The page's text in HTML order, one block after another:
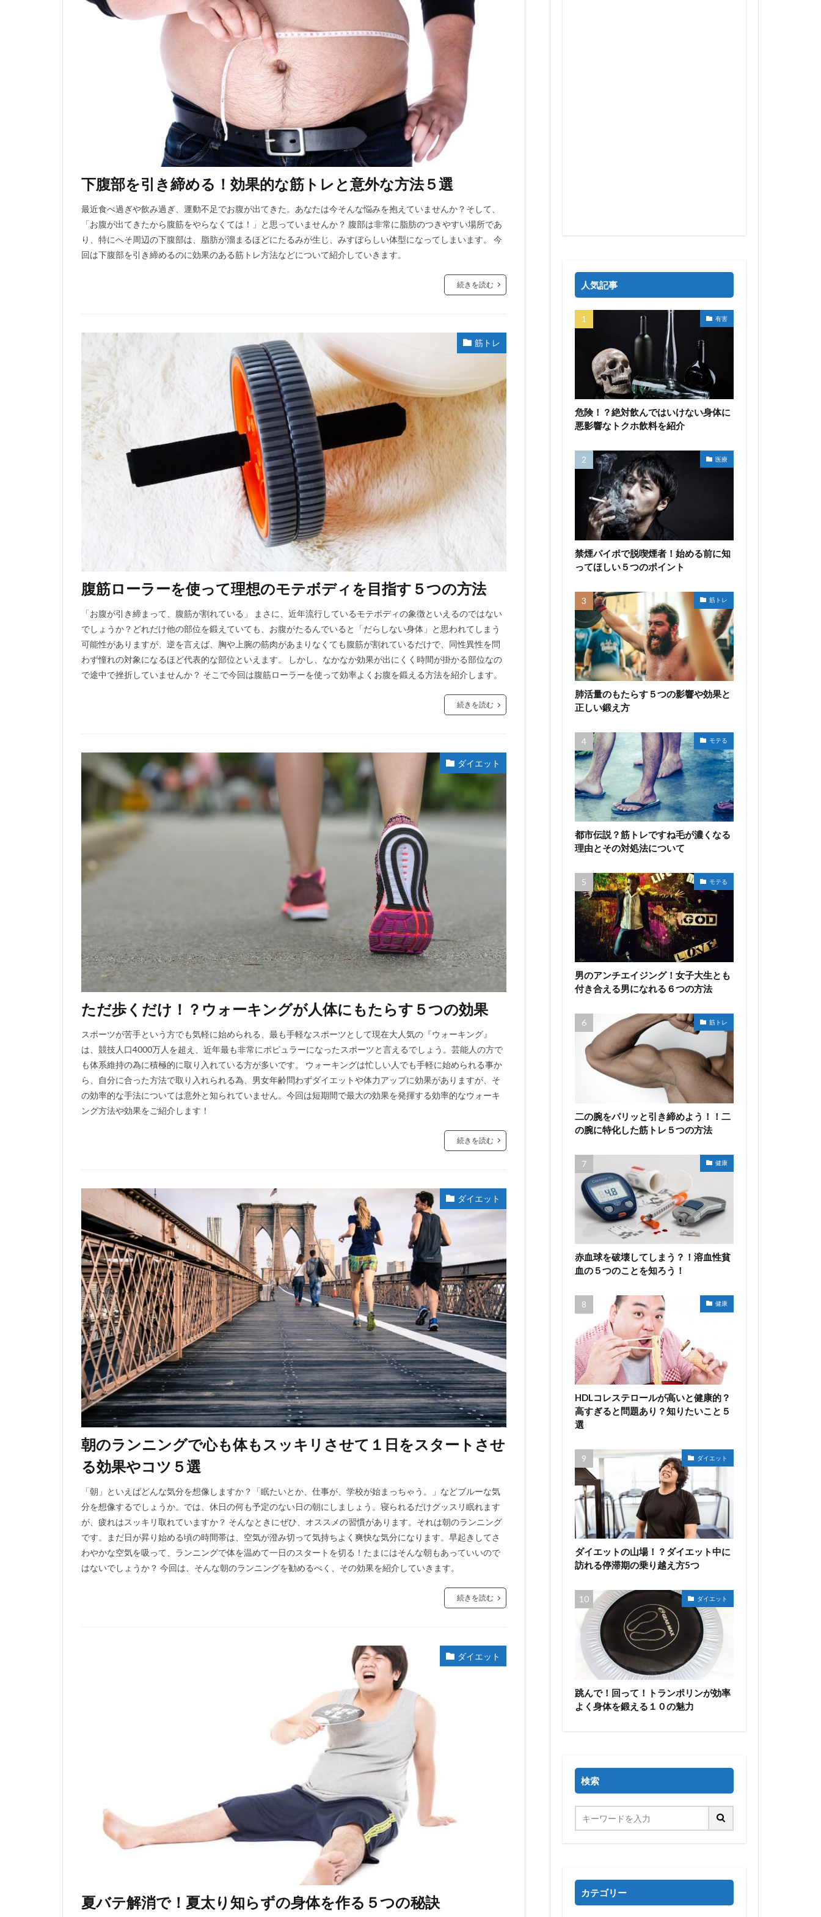
下腹部を引き締める！効果的な筋トレと意外な方法５選
最近食べ過ぎや飲み過ぎ、運動不足でお腹が出てきた。あなたは今そんな悩みを抱えていませんか？そして、
「お腹が出てきたから腹筋をやらなくては！」と思っていませんか？ 腹部は非常に脂肪のつきやすい場所であ
り、特にへそ周辺の下腹部は、脂肪が溜まるほどにたるみが生じ、みすぼらしい体型になってしまいます。 今
回は下腹部を引き締めるのに効果のある筋トレ方法などについて紹介していきます。
続きを読む
筋トレ
腹筋ローラーを使って理想のモテボディを目指す５つの方法
「お腹が引き締まって、腹筋が割れている」 まさに、近年流行しているモテボディの象徴といえるのではない
でしょうか？どれだけ他の部位を鍛えていても、お腹がたるんでいると「だらしない身体」と思われてしまう
可能性がありますが、逆を言えば、胸や上腕の筋肉があまりなくても腹筋が割れているだけで、同性異性を問
わず憧れの対象になるほど代表的な部位といえます。 しかし、なかなか効果が出にくく時間が掛かる部位なの
で途中で挫折していませんか？ そこで今回は腹筋ローラーを使って効率よくお腹を鍛える方法を紹介します。
続きを読む
ダイエット
ただ歩くだけ！？ウォーキングが人体にもたらす５つの効果
スポーツが苦手という方でも気軽に始められる、最も手軽なスポーツとして現在大人気の『ウォーキング』
は、競技人口4000万人を超え、近年最も非常にポピュラーになったスポーツと言えるでしょう。芸能人の方で
も体系維持の為に積極的に取り入れている方が多いです。 ウォーキングは忙しい人でも手軽に始められる事か
ら、自分に合った方法で取り入れられる為、男女年齢問わずダイエットや体力アップに効果がありますが、そ
の効率的な手法については意外と知られていません。今回は短期間で最大の効果を発揮する効率的なウォーキ
ング方法や効果をご紹介します！
続きを読む
ダイエット
朝のランニングで心も体もスッキリさせて１日をスタートさせ
る効果やコツ５選
「朝」といえばどんな気分を想像しますか？「眠たいとか、仕事が、学校が始まっちゃう。」などブルーな気
分を想像するでしょうか。では、休日の何も予定のない日の朝にしましょう。寝られるだけグッスリ眠れます
が、疲れはスッキリ取れていますか？ そんなときにぜひ、オススメの習慣があります。それは朝のランニング
です。まだ日が昇り始める頃の時間帯は、空気が澄み切って気持ちよく爽快な気分になります。早起きしてさ
わやかな空気を吸って、ランニングで体を温めて一日のスタートを切る！たまにはそんな朝もあっていいので
はないでしょうか？ 今回は、そんな朝のランニングを勧めるべく、その効果を紹介していきます。
続きを読む
ダイエット
夏バテ解消で！夏太り知らずの身体を作る５つの秘訣
人気記事
有害
危険！？絶対飲んではいけない身体に
悪影響なトクホ飲料を紹介
医療
禁煙パイポで脱喫煙者！始める前に知
ってほしい５つのポイント
筋トレ
肺活量のもたらす５つの影響や効果と
正しい鍛え方
モテる
都市伝説？筋トレですね毛が濃くなる
理由とその対処法について
モテる
男のアンチエイジング！女子大生とも
付き合える男になれる６つの方法
筋トレ
二の腕をパリッと引き締めよう！！二
の腕に特化した筋トレ５つの方法
健康
赤血球を破壊してしまう？！溶血性貧
血の５つのことを知ろう！
健康
HDLコレステロールが高いと健康的？
高すぎると問題あり？知りたいこと５
選
ダイエット
ダイエットの山場！？ダイエット中に
訪れる停滞期の乗り越え方5つ
ダイエット
跳んで！回って！トランポリンが効率
よく身体を鍛える１０の魅力
検索
カテゴリー